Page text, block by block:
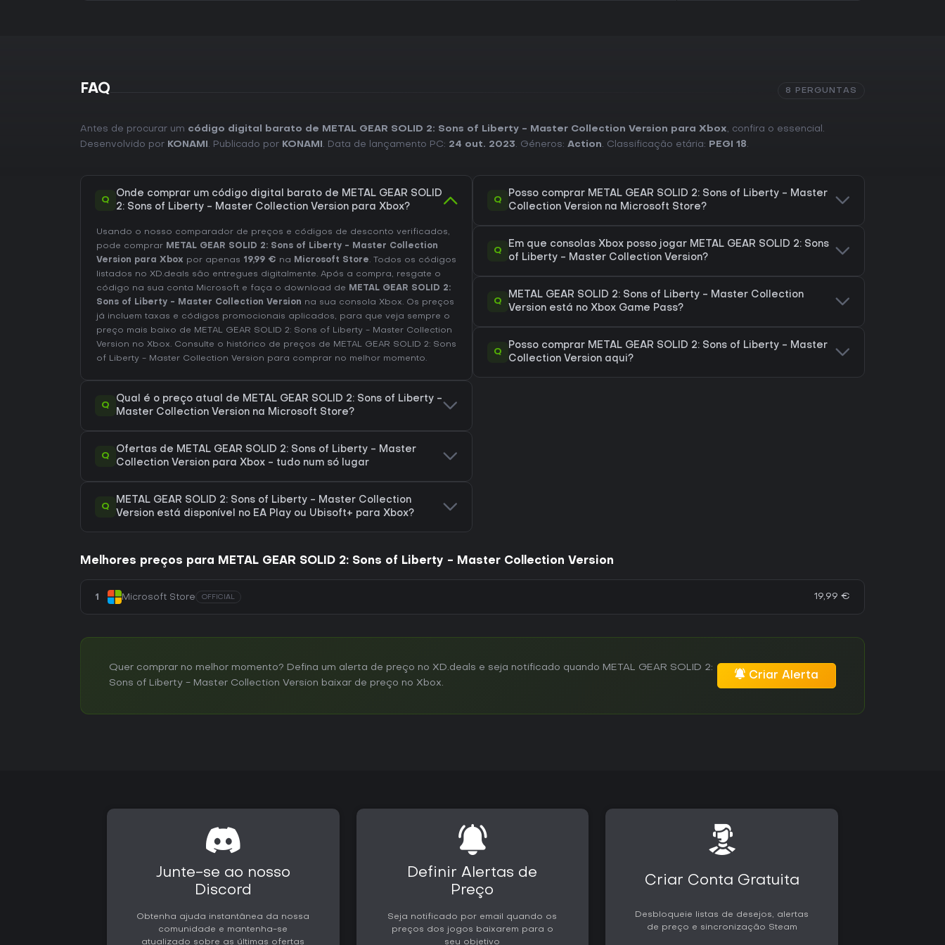
FAQ 8 PERGUNTAS
Antes de procurar um código digital barato de METAL GEAR SOLID 2: Sons of Liberty - Master Collection Version para Xbox, confira o essencial.
Desenvolvido por KONAMI . Publicado por KONAMI . Data de lançamento PC: 24 out. 2023. Géneros: Action. Classificação etária: PEGI 18.
Q
Onde comprar um código digital barato de METAL GEAR SOLID
2: Sons of Liberty - Master Collection Version para Xbox?
Usando o nosso comparador de preços e códigos de desconto verificados,
pode comprar METAL GEAR SOLID 2: Sons of Liberty - Master Collection
Version para Xbox por apenas 19,99 € na Microsoft Store. Todos os códigos
listados no XD.deals são entregues digitalmente. Após a compra, resgate o
código na sua conta Microsoft e faça o download de METAL GEAR SOLID 2:
Sons of Liberty - Master Collection Version na sua consola Xbox. Os preços
já incluem taxas e códigos promocionais aplicados, para que veja sempre o
preço mais baixo de METAL GEAR SOLID 2: Sons of Liberty - Master Collection
Version no Xbox. Consulte o histórico de preços de METAL GEAR SOLID 2: Sons
of Liberty - Master Collection Version para comprar no melhor momento.
Q
Qual é o preço atual de METAL GEAR SOLID 2: Sons of Liberty -
Master Collection Version na Microsoft Store?
Q
Ofertas de METAL GEAR SOLID 2: Sons of Liberty - Master
Collection Version para Xbox - tudo num só lugar
Q
METAL GEAR SOLID 2: Sons of Liberty - Master Collection
Version está disponível no EA Play ou Ubisoft+ para Xbox?
Q
Posso comprar METAL GEAR SOLID 2: Sons of Liberty - Master
Collection Version na Microsoft Store?
Q
Em que consolas Xbox posso jogar METAL GEAR SOLID 2: Sons
of Liberty - Master Collection Version?
Q
METAL GEAR SOLID 2: Sons of Liberty - Master Collection
Version está no Xbox Game Pass?
Q
Posso comprar METAL GEAR SOLID 2: Sons of Liberty - Master
Collection Version aqui?
Melhores preços para METAL GEAR SOLID 2: Sons of Liberty - Master Collection Version
1 Microsoft Store OFFICIAL 19,99 €
Quer comprar no melhor momento? Defina um alerta de preço no XD.deals e seja notificado quando METAL GEAR SOLID 2:
Sons of Liberty - Master Collection Version baixar de preço no Xbox.
Criar Alerta
Junte-se ao nosso
Discord
Obtenha ajuda instantânea da nossa
comunidade e mantenha-se
atualizado sobre as últimas ofertas
Definir Alertas de
Preço
Seja notificado por email quando os
preços dos jogos baixarem para o
seu objetivo
Criar Conta Gratuita
Desbloqueie listas de desejos, alertas
de preço e sincronização Steam